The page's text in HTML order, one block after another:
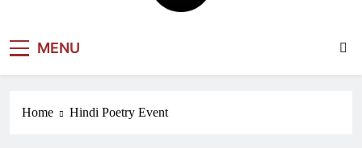
MENU
Home Hindi Poetry Event